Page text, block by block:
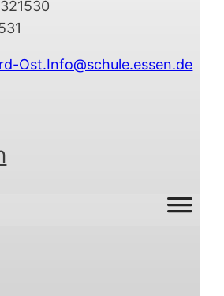
Ost.Info@schule.essen.de